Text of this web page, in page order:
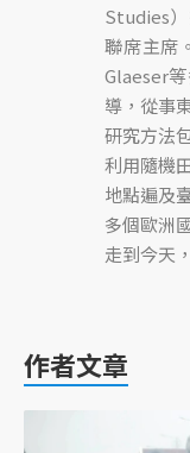
Studies
聯席主席
Glaeser
導，從事
研究方法
利用隨機
地點遍及
多個歐洲
走到今天
作者文章